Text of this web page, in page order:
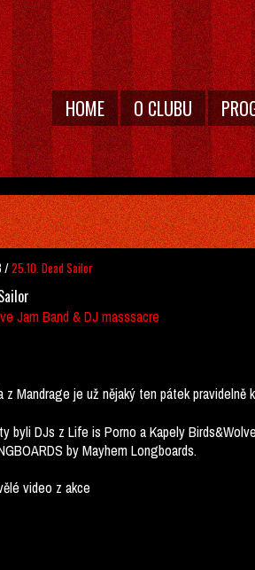
HOME O CLUBU
/25.10. Dead Sailor
Jam Band & DJ masssacre
z Mandrage je už nějaký ten pátek
byli DJs z Life is Porno a Kapely
by Mayhem Longboards.
video z akce